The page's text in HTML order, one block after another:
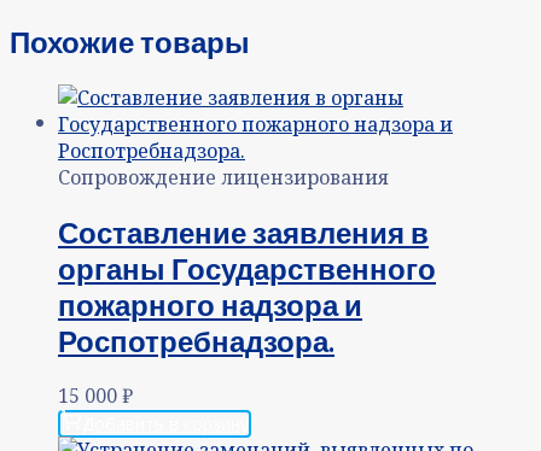
Похожие товары
Сопровождение лицензирования
Составление заявления в
органы Государственного
пожарного надзора и
Роспотребнадзора.
15 000₽